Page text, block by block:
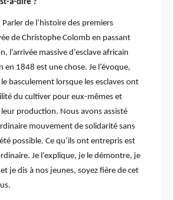
à-dire ?
Parler de l’histoire des premiers
de Christophe Colomb en passant
l’arrivée massive d’esclave africain
en 1848 est une chose. Je l’évoque,
basculement lorsque les esclaves ont
du cultiver pour eux-mêmes et
production. Nous avons assisté
mouvement de solidarité sans
possible. Ce qu’ils ont entrepris est
Je l’explique, je le démontre, je
je dis à nos jeunes, soyez fière de cet